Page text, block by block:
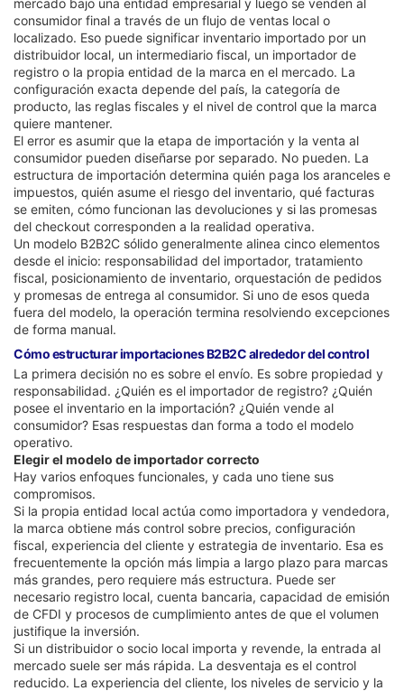
mercado bajo una entidad empresarial y luego se venden al
consumidor final a través de un flujo de ventas local o
localizado. Eso puede significar inventario importado por un
distribuidor local, un intermediario fiscal, un importador de
registro o la propia entidad de la marca en el mercado. La
configuración exacta depende del país, la categoría de
producto, las reglas fiscales y el nivel de control que la marca
quiere mantener.
El error es asumir que la etapa de importación y la venta al
consumidor pueden diseñarse por separado. No pueden. La
estructura de importación determina quién paga los aranceles e
impuestos, quién asume el riesgo del inventario, qué facturas
se emiten, cómo funcionan las devoluciones y si las promesas
del checkout corresponden a la realidad operativa.
Un modelo B2B2C sólido generalmente alinea cinco elementos
desde el inicio: responsabilidad del importador, tratamiento
fiscal, posicionamiento de inventario, orquestación de pedidos
y promesas de entrega al consumidor. Si uno de esos queda
fuera del modelo, la operación termina resolviendo excepciones
de forma manual.
Cómo estructurar importaciones B2B2C alrededor del control
La primera decisión no es sobre el envío. Es sobre propiedad y
responsabilidad. ¿Quién es el importador de registro? ¿Quién
posee el inventario en la importación? ¿Quién vende al
consumidor? Esas respuestas dan forma a todo el modelo
operativo.
Elegir el modelo de importador correcto
Hay varios enfoques funcionales, y cada uno tiene sus
compromisos.
Si la propia entidad local actúa como importadora y vendedora,
la marca obtiene más control sobre precios, configuración
fiscal, experiencia del cliente y estrategia de inventario. Esa es
frecuentemente la opción más limpia a largo plazo para marcas
más grandes, pero requiere más estructura. Puede ser
necesario registro local, cuenta bancaria, capacidad de emisión
de CFDI y procesos de cumplimiento antes de que el volumen
justifique la inversión.
Si un distribuidor o socio local importa y revende, la entrada al
mercado suele ser más rápida. La desventaja es el control
reducido. La experiencia del cliente, los niveles de servicio y la